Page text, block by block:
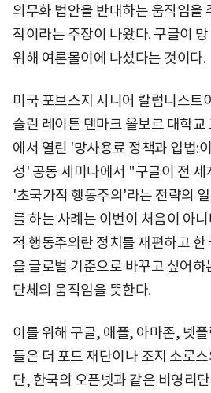
의무화 법안을 반대하는 움직임을
작이라는 주장이 나왔다. 구글이
위해 여론몰이에 나섰다는 것이다.
미국 포브스지 시니어 칼럼니스트
슬린 레이튼 덴마크 올보르 대학
에서 열린 '망사용료 정책과 입법:
성' 공동 세미나에서 "구글이 전 세
'초국가적 행동주의'라는 전략의
를 하는 사례는 이번이 처음이 아
적 행동주의란 정치를 재편하고
을 글로벌 기준으로 바꾸고 싶어하
단체의 움직임을 뜻한다.
이를 위해 구글, 애플, 아마존, 넷
들은 더 포드 재단이나 조지 소로
단, 한국의 오픈넷과 같은 비영리